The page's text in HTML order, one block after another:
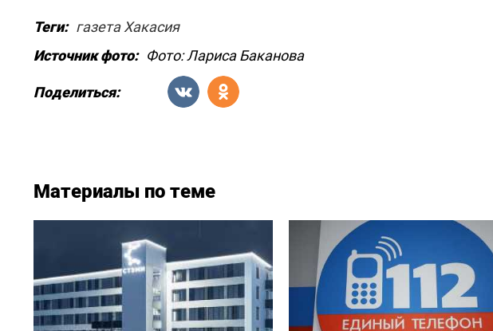
Теги: газета Хакасия
Источник фото: Фото: Лариса Баканова
Поделиться:
Материалы по теме